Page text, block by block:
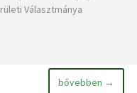
Választmánya
bővebben →